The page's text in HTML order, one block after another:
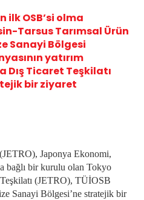
ilk OSB’si olma
Tarsus Tarımsal Ürün
Sanayi Bölgesi
yatırım
Ticaret Teşkilatı
bir ziyaret
Japonya Ekonomi,
bağlı bir kurulu olan Tokyo
(JETRO), TÜİOSB
Sanayi Bölgesi’ne stratejik bir